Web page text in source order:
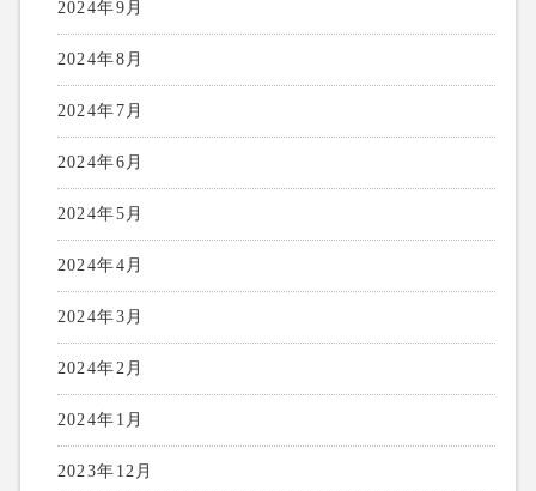
2024年9月
2024年8月
2024年7月
2024年6月
2024年5月
2024年4月
2024年3月
2024年2月
2024年1月
2023年12月